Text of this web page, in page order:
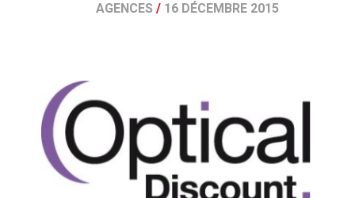
AGENCES / 16 DÉCEMBRE 2015